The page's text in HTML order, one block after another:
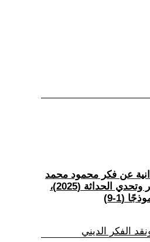
عن فكر محمود محمد
طه- كتاب: الإسلام المعاصر وتحدي الحداثة (2025)،
(1-9)
الفكر الديني